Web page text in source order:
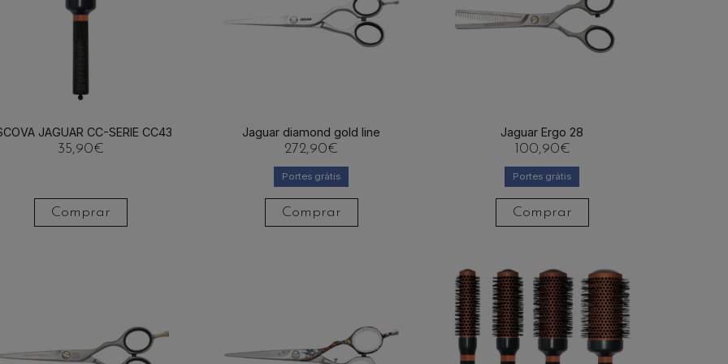
JAGUAR CC-SERIE CC43
35,90€
Comprar
Jaguar diamond gold line
272,90€
Portes grátis
Comprar
Jaguar Ergo 28
100,90€
Portes grátis
Comprar